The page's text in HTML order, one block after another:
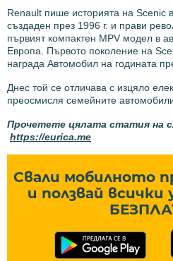
Renault пише историята на Scenic
създаден през 1996 г. и прави
първият компактен MPV модел в
Европа. Първото поколение на
награда Автомобил на годината
Днес той се отличава с изцяло
преосмисля семейните автомобили
Прочетете цялата статия на
https://eurica.me
Свали мобилното
и ползвай всички